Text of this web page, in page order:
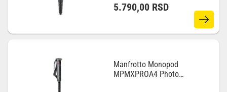
5.790,00 RSD
Manfrotto Monopod
MPMXPROA4 Photo